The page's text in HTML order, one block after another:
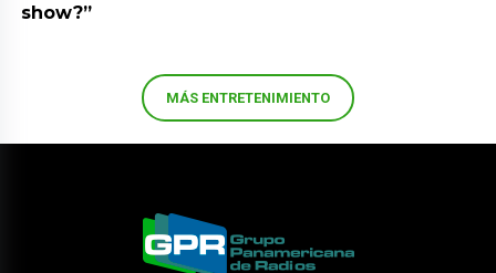
show?”
MÁS ENTRETENIMIENTO